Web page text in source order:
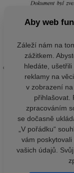
Aby web
Záleží nám na
zážitkem.
hledáte,
reklamy na
v zobrazení
přihlašovat.
zpracováním
se dočasně
„V pořádku“
vám
vašich údajů.